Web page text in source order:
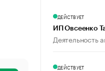
ДЕЙСТВУЕТ
ИП Овсеенко
Деятельность
ДЕЙСТВУЕТ